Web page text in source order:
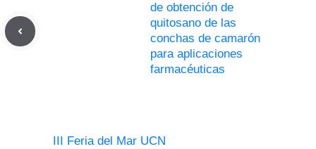
de obtención de
quitosano de las
conchas de camarón
para aplicaciones
farmacéuticas
III Feria del Mar UCN